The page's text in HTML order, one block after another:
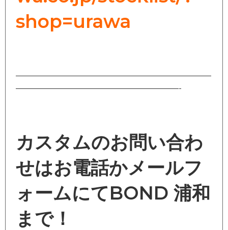
shop=urawa
————————————————————————
————————————————————-
カスタムのお問い合わ
せはお電話かメールフ
ォームにてBOND 浦和
まで！